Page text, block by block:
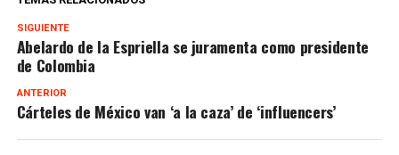
SIGUIENTE
Abelardo de la Espriella se juramenta como presidente
de Colombia
ANTERIOR
Cárteles de México van ‘a la caza’ de ‘influencers’